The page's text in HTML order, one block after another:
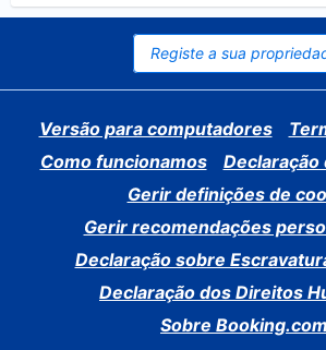
Registe a sua
Versão para computadores
Como funcionamos
Declaração
Gerir definições de
Gerir recomendações
Declaração sobre
Declaração dos Direitos
Sobre Booking.com